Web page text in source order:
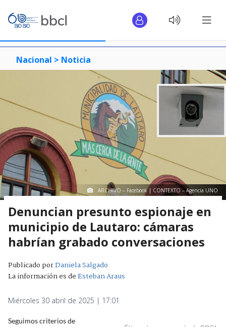
Nacional > Noticia
ARCHIVO – Facebook | CONTEXTO – Agencia UNO
Denuncian presunto espionaje en
municipio de Lautaro: cámaras
habrían grabado conversaciones
Publicado porDaniela Salgado
La información es deEsteban Araus
Miércoles 30 abril de 2025 | 17:01
Seguimos criterios de